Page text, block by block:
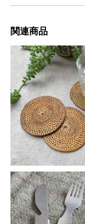
関連商品